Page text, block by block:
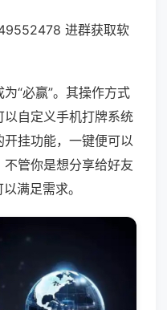
进群获取软
“必赢”。其操作方式
自定义手机打牌系统
挂功能，一键便可以
管你是想分享给好友
满足需求。